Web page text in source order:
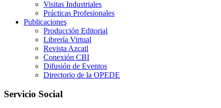
Visitas Industriales
Prácticas Profesionales
Publicaciones
Producción Editorial
Librería Virtual
Revista Azcatl
Conexión CBI
Difusión de Eventos
Directorio de la OPEDE
Servicio Social